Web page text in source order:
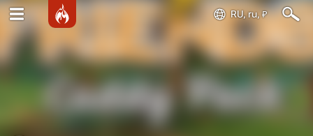
RU, ru, ₽